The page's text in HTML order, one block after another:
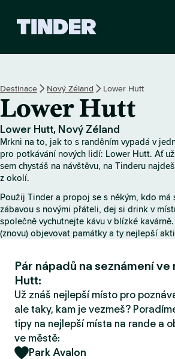
s
k
á
s
t
r
a
T
i
n
e
u
Destinace Nový Zéland Lower Hutt
Lower Hutt
Lower Hutt, Nový Zéland
Mrkni na to, jak to s randěním vypadá v
pro potkávání nových lidí: Lower Hutt. Ať
sem chystáš na návštěvu, na Tinderu
z okolí.
Použij Tinder a propoj se s někým, kdo má
zábavou s novými přáteli, dej si drink v
společně vychutnejte kávu v blízké
(znovu) objevovat památky a ty nejlepší
Pár nápadů na seznámení
Hutt:
Už znáš nejlepší místo pro
ale taky, kam je vezmeš?
tipy na nejlepší místa na rande a
ve městě:
Park Avalon